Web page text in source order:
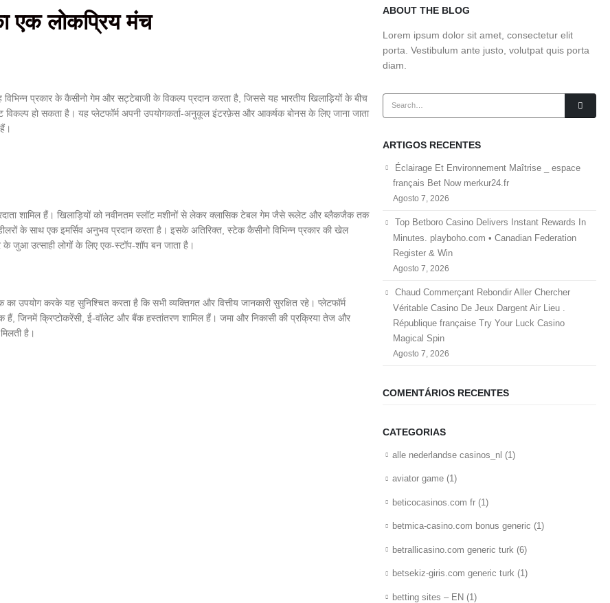
एक लोकप्रिय मंच
प्रकार के कैसीनो गेम और सट्टेबाजी के विकल्प प्रदान करता है, जिससे यह भारतीय खिलाड़ियों के बीच
विकल्प हो सकता है। यह प्लेटफॉर्म अपनी उपयोगकर्ता-अनुकूल इंटरफ़ेस और आकर्षक बोनस के लिए जाना जाता
शामिल हैं। खिलाड़ियों को नवीनतम स्लॉट मशीनों से लेकर क्लासिक टेबल गेम जैसे रूलेट और ब्लैकजैक तक
के साथ एक इमर्सिव अनुभव प्रदान करता है। इसके अतिरिक्त, स्टेक कैसीनो विभिन्न प्रकार की खेल
जुआ उत्साही लोगों के लिए एक-स्टॉप-शॉप बन जाता है।
उपयोग करके यह सुनिश्चित करता है कि सभी व्यक्तिगत और वित्तीय जानकारी सुरक्षित रहे। प्लेटफॉर्म
हैं, जिनमें क्रिप्टोकरेंसी, ई-वॉलेट और बैंक हस्तांतरण शामिल हैं। जमा और निकासी की प्रक्रिया तेज और
है।
ABOUT THE BLOG
Lorem ipsum dolor sit amet, consectetur elit
porta. Vestibulum ante justo, volutpat quis porta
diam.
ARTIGOS RECENTES
Éclairage Et Environnement Maîtrise _ espace
français Bet Now merkur24.fr
Agosto 7, 2026
Top Betboro Casino Delivers Instant Rewards In
Minutes. playboho.com • Canadian Federation
Register & Win
Agosto 7, 2026
Chaud Commerçant Rebondir Aller Chercher
Véritable Casino De Jeux Dargent Air Lieu .
République française Try Your Luck Casino
Magical Spin
Agosto 7, 2026
COMENTÁRIOS RECENTES
CATEGORIAS
alle nederlandse casinos_nl (1)
aviator game (1)
beticocasinos.com fr (1)
betmica-casino.com bonus generic (1)
betrallicasino.com generic turk (6)
betsekiz-giris.com generic turk (1)
betting sites – EN (1)